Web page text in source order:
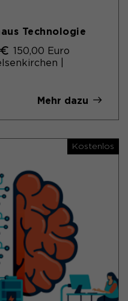
Technologie
150,00 Euro
|
Mehr dazu
Kostenlos